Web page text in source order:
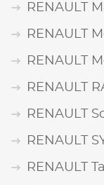
RENAULT
RENAULT
RENAULT
RENAULT
RENAULT
RENAULT
RENAULT